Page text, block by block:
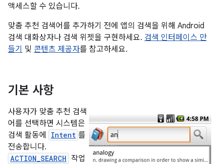
액세스할 수 있습니다.
맞춤 추천 검색어를 추가하기 전에 앱의 검색을 위해 Android
검색 대화상자나 검색 위젯을 구현하세요. 검색 인터페이스 만
들기 및 콘텐츠 제공자를 참고하세요.
기본 사항
사용자가 맞춤 추천 검색
어를 선택하면 시스템은
검색 활동에
Intent 를
전송합니다.
ACTION_SEARCH 작업